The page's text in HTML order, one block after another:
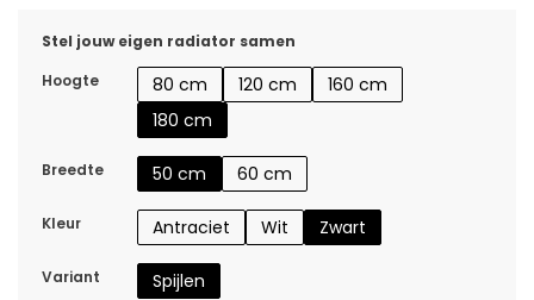
Stel jouw eigen radiator samen
Hoogte
80 cm 120 cm
160 cm
180 cm
Breedte 50 cm 60 cm
Kleur Antraciet Wit Zwart
Variant Spijlen